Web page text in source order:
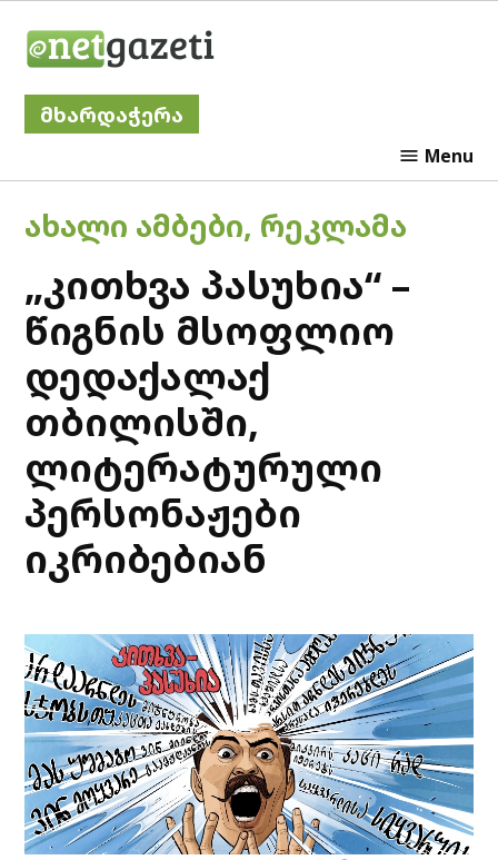
მხარდაჭერა
Menu
POSTED
ᲐᲮᲐᲚᲘ ᲐᲛᲑᲔᲑᲘ, ᲠᲔᲙᲚᲐᲛᲐ
„კითხვა პასუხია“ –
წიგნის მსოფლიო
დედაქალაქ
თბილისში,
ლიტერატურული
პერსონაჟები
იკრიბებიან